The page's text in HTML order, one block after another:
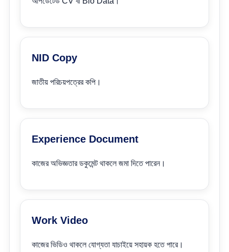
NID Copy
জাতীয় পরিচয়পত্রের কপি।
Experience Document
কাজের অভিজ্ঞতার ডকুমেন্ট থাকলে জমা দিতে পারেন।
Work Video
কাজের ভিডিও থাকলে যোগ্যতা যাচাইয়ে সহায়ক হতে পারে।